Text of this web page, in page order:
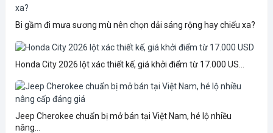
Bi gầm đi mưa sương mù nên chọn dải sáng rộng hay chiếu xa?
Honda City 2026 lột xác thiết kế, giá khởi điểm từ 17.000 US...
Jeep Cherokee chuẩn bị mở bán tại Việt Nam, hé lộ nhiều
nâng...